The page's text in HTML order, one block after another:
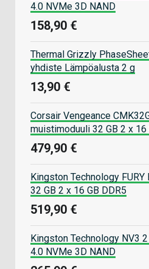
4.0 NVMe 3D NAND
158,90 €
Thermal Grizzly
yhdiste Lämpöalusta 2 g
13,90 €
Corsair Vengeance
muistimoduuli 32 GB 2 x
479,90 €
Kingston Technology
32 GB 2 x 16 GB DDR5
519,90 €
Kingston Technology NV3
4.0 NVMe 3D NAND